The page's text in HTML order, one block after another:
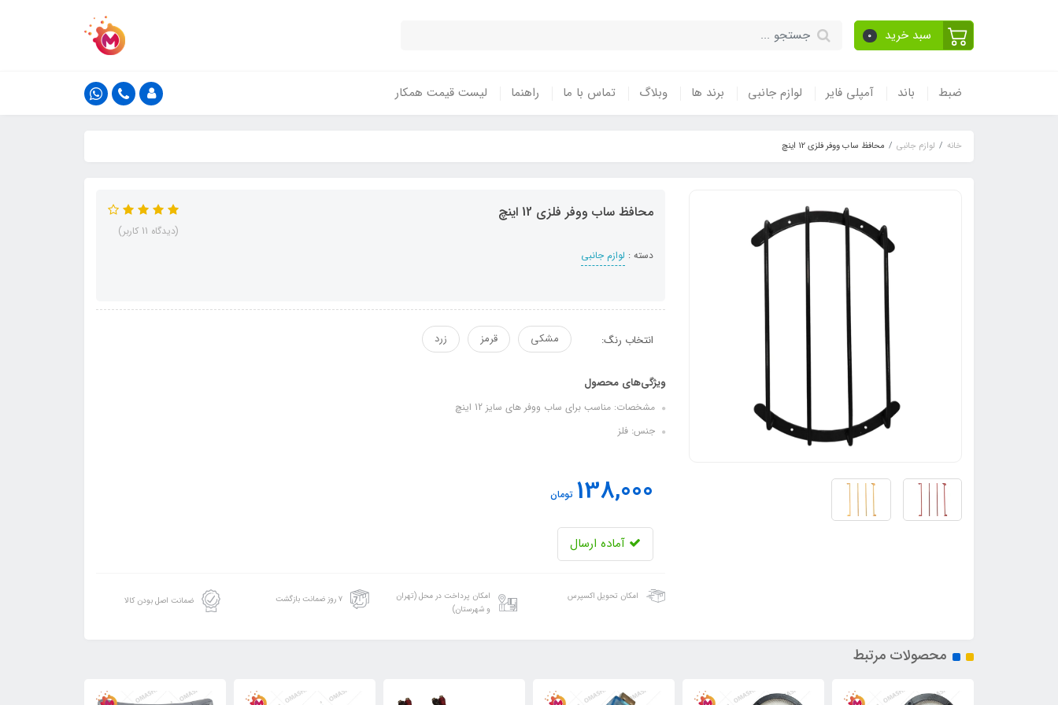
سبد خرید 0
ضبط باند آمپلی فایر لوازم جانبی برند ها وبلاگ تماس با ما راهنما لیست قیمت همکار
خانه لوازم جانبی محافظ ساب ووفر فلزی 12 اینچ
محافظ ساب ووفر فلزی 12 اینچ
دسته : لوازم جانبی
(دیدگاه 11 کاربر)
انتخاب رنگ: مشکی قرمز زرد
ویژگی‌های محصول
مشخصات: مناسب برای ساب ووفر های سایز 12 اینچ
جنس: فلز
138,000 تومان
آماده ارسال
امکان تحویل اکسپرس
امکان پرداخت در محل (تهران
و شهرستان)
۷ روز ضمانت بازگشت ضمانت اصل بودن کالا
محصولات مرتبط